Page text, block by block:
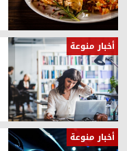
أخبار منوعة
أخبار منوعة